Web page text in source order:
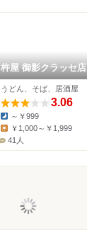
杵屋 御影クラッセ店
うどん、そば、居酒屋
3.06
Dinner:
～￥999
Lunch:
￥1,000～￥1,999
41人